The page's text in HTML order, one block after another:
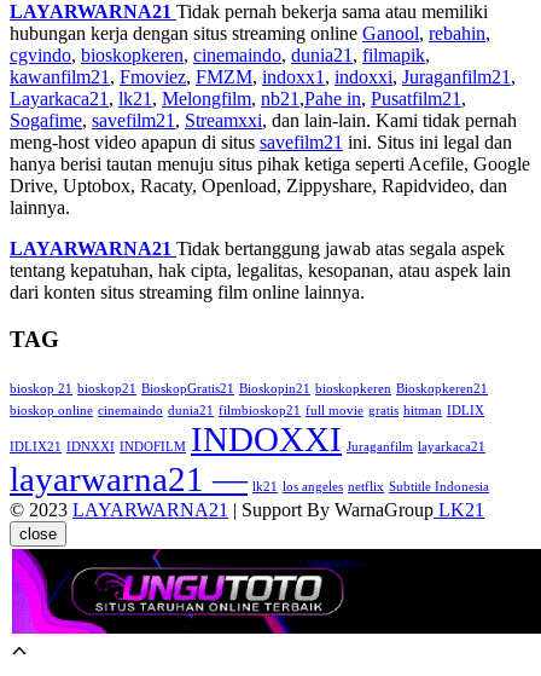
LAYARWARNA21 Tidak pernah bekerja sama atau memiliki
hubungan kerja dengan situs streaming online Ganool, rebahin,
cgvindo, bioskopkeren, cinemaindo, dunia21 , filmapik,
kawanfilm21 , Fmoviez, FMZM, indoxx1 , indoxxi, Juraganfilm21 ,
Layarkaca21 , lk21 , Melongfilm, nb21 ,Pahe in, Pusatfilm21 ,
Sogafime, savefilm21 , Streamxxi, dan lain-lain. Kami tidak pernah
meng-host video apapun di situs savefilm21 ini. Situs ini legal dan
hanya berisi tautan menuju situs pihak ketiga seperti Acefile, Google
Drive, Uptobox, Racaty, Openload, Zippyshare, Rapidvideo, dan
lainnya.
LAYARWARNA21 Tidak bertanggung jawab atas segala aspek
tentang kepatuhan, hak cipta, legalitas, kesopanan, atau aspek lain
dari konten situs streaming film online lainnya.
TAG
bioskop 21 bioskop21 BioskopGratis21 Bioskopin21 bioskopkeren Bioskopkeren21
bioskop online cinemaindo dunia21 filmbioskop21 full movie gratis hitman IDLIX
IDLIX21 IDNXXI INDOFILM INDOXXI Juraganfilm layarkaca21
layarwarna21 — lk21 los angeles netflix Subtitle Indonesia
© 2023 LAYARWARNA21 | Support By WarnaGroup LK21
close